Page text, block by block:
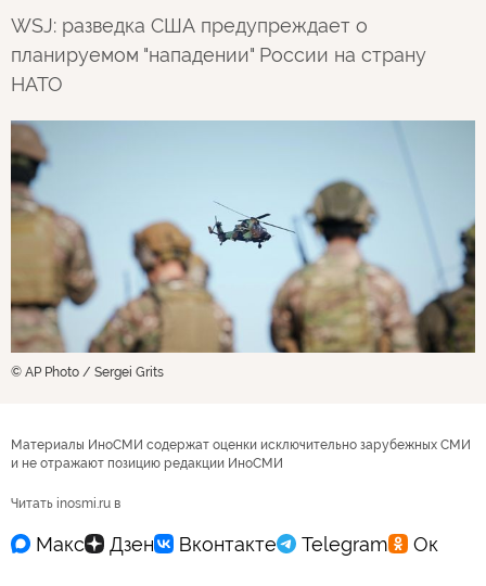
WSJ: разведка США предупреждает о
планируемом "нападении" России на страну
НАТО
© AP Photo / Sergei Grits
Материалы ИноСМИ содержат оценки исключительно зарубежных СМИ
и не отражают позицию редакции ИноСМИ
Читать inosmi.ru в